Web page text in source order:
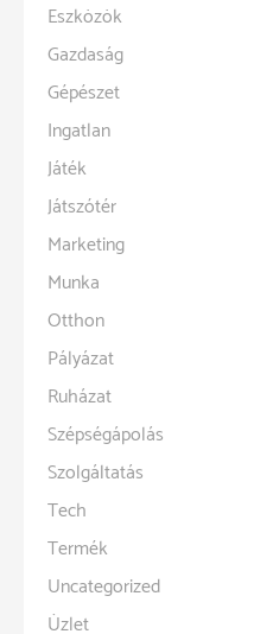
Eszközök
Gazdaság
Gépészet
Ingatlan
Játék
Játszótér
Marketing
Munka
Otthon
Pályázat
Ruházat
Szépségápolás
Szolgáltatás
Tech
Termék
Uncategorized
Üzlet